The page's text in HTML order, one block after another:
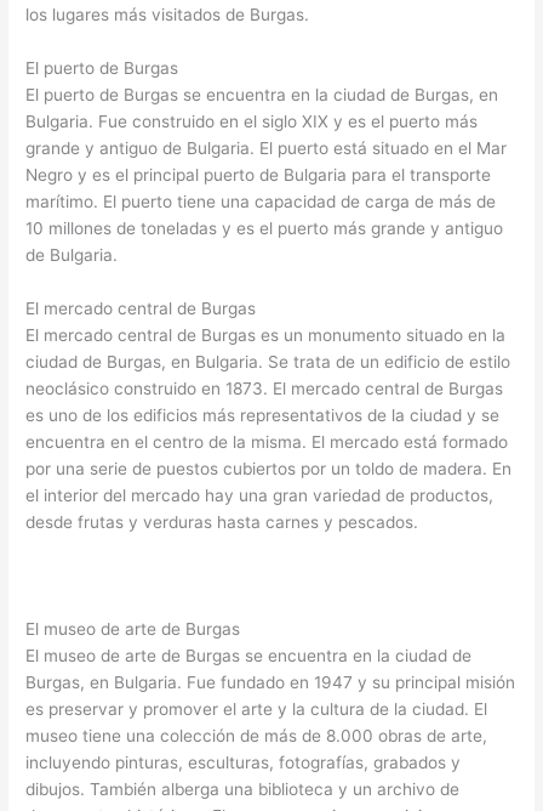
los lugares más visitados de Burgas.
El puerto de Burgas
El puerto de Burgas se encuentra en la ciudad de Burgas, en
Bulgaria. Fue construido en el siglo XIX y es el puerto más
grande y antiguo de Bulgaria. El puerto está situado en el Mar
Negro y es el principal puerto de Bulgaria para el transporte
marítimo. El puerto tiene una capacidad de carga de más de
10 millones de toneladas y es el puerto más grande y antiguo
de Bulgaria.
El mercado central de Burgas
El mercado central de Burgas es un monumento situado en la
ciudad de Burgas, en Bulgaria. Se trata de un edificio de estilo
neoclásico construido en 1873. El mercado central de Burgas
es uno de los edificios más representativos de la ciudad y se
encuentra en el centro de la misma. El mercado está formado
por una serie de puestos cubiertos por un toldo de madera. En
el interior del mercado hay una gran variedad de productos,
desde frutas y verduras hasta carnes y pescados.
El museo de arte de Burgas
El museo de arte de Burgas se encuentra en la ciudad de
Burgas, en Bulgaria. Fue fundado en 1947 y su principal misión
es preservar y promover el arte y la cultura de la ciudad. El
museo tiene una colección de más de 8.000 obras de arte,
incluyendo pinturas, esculturas, fotografías, grabados y
dibujos. También alberga una biblioteca y un archivo de